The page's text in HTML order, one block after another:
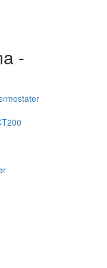
-